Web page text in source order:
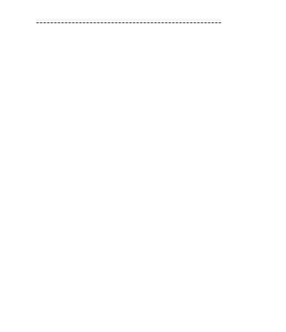
----------------------------------------------------